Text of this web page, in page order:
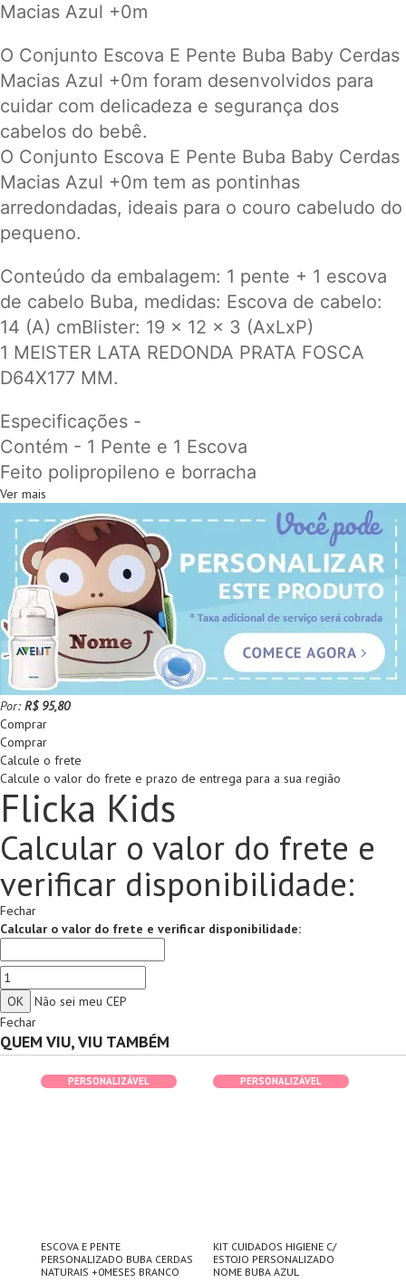
Macias Azul +0m
O Conjunto Escova E Pente Buba Baby Cerdas
Macias Azul +0m foram desenvolvidos para
cuidar com delicadeza e segurança dos
cabelos do bebê.
O Conjunto Escova E Pente Buba Baby Cerdas
Macias Azul +0m tem as pontinhas
arredondadas, ideais para o couro cabeludo do
pequeno.
Conteúdo da embalagem: 1 pente + 1 escova
de cabelo Buba, medidas: Escova de cabelo:
14 (A) cmBlister: 19 x 12 x 3 (AxLxP)
1 MEISTER LATA REDONDA PRATA FOSCA
D64X177 MM.
Especificações -
Contém - 1 Pente e 1 Escova
Feito polipropileno e borracha
Ver mais
Por: R$ 95,80
Comprar
Comprar
Calcule o frete
Calcule o valor do frete e prazo de entrega para a sua região
Flicka Kids
Calcular o valor do frete e
verificar disponibilidade:
Fechar
Calcular o valor do frete e verificar disponibilidade:
Não sei meu CEP
Fechar
QUEM VIU, VIU TAMBÉM
PERSONALIZÁVEL
ESCOVA E PENTE
PERSONALIZADO BUBA CERDAS
NATURAIS +0MESES BRANCO
PERSONALIZÁVEL
KIT CUIDADOS HIGIENE C/
ESTOJO PERSONALIZADO
NOME BUBA AZUL